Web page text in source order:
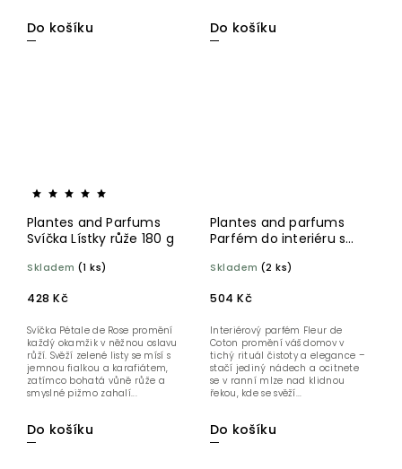
Do košíku Do košíku
Plantes and Parfums
Svíčka Lístky růže 180 g
Skladem (1 ks)
428 Kč
Do košíku
Svíčka Pétale de Rose promění
každý okamžik v něžnou oslavu
růží. Svěží zelené listy se mísí s
jemnou fialkou a karafiátem,
zatímco bohatá vůně růže a
smyslné pižmo zahalí...
Plantes and parfums
Parfém do interiéru s
100 ml
Skladem (2 ks)
504 Kč
Do košíku
Interiérový parfém Fleur de
Coton promění váš domov v
tichý rituál čistoty a elegance –
stačí jediný nádech a ocitnete
se v ranní mlze nad klidnou
řekou, kde se svěží...